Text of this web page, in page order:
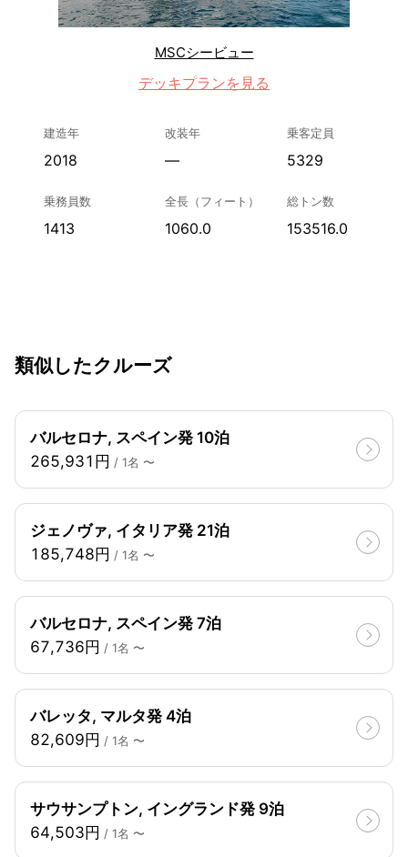
MSCシービュー
デッキプランを見る
建造年
2018
改装年
—
乗客定員
5329
乗務員数
1413
全長（フィート）
1060.0
総トン数
153516.0
類似したクルーズ
バルセロナ, スペイン発 10泊
265,931円 / 1名 〜
ジェノヴァ, イタリア発 21泊
185,748円 / 1名 〜
バルセロナ, スペイン発 7泊
67,736円 / 1名 〜
バレッタ, マルタ発 4泊
82,609円 / 1名 〜
サウサンプトン, イングランド発 9泊
64,503円 / 1名 〜